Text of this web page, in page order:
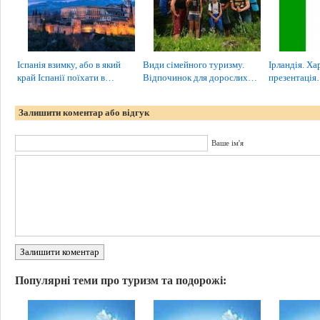
Іспанія взимку, або в який
край Іспанії поїхати в…
Види сімейного туризму.
Відпочинок для дорослих…
Ірландія.
Залишити коментар або відгук
Ваше ім'я
Залишити коментар
Популярні теми про туризм та подорожі: